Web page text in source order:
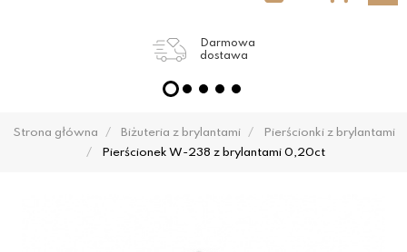
Darmowa
dostawa
Strona główna Biżuteria z brylantami
Pierścionki z brylantami
Pierścionek W-238 z brylantami 0,20ct